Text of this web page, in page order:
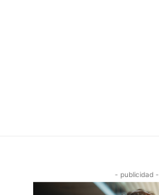
- publicidad -